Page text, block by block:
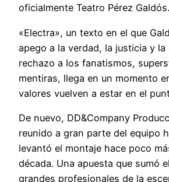
oficialmente Teatro Pérez Galdós.
«Electra», un texto en el que
apego a la verdad, la justicia y la
rechazo a los fanatismos,
mentiras, llega en un momento
valores vuelven a estar en el
De nuevo, DD&Company
reunido a gran parte del equipo
levantó el montaje hace poco
década. Una apuesta que sumó
grandes profesionales de la